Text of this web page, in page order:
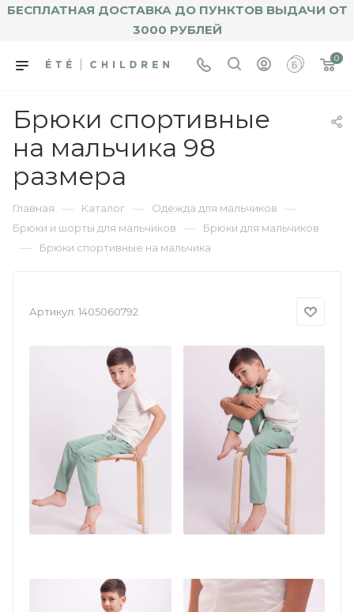
БЕСПЛАТНАЯ ДОСТАВКА ДО ПУНКТОВ ВЫДАЧИ ОТ
3000 РУБЛЕЙ
0
Брюки спортивные
на мальчика 98
размера
Главная — Каталог — Одежда для мальчиков —
Брюки и шорты для мальчиков — Брюки для мальчиков
— Брюки спортивные на мальчика
Артикул: 1405060792